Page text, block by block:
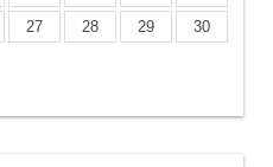
27 28 29
30